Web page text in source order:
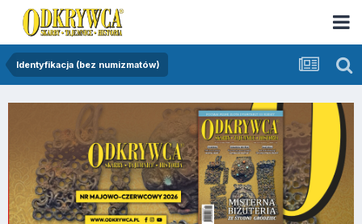
Identyfikacja (bez numizmatów)